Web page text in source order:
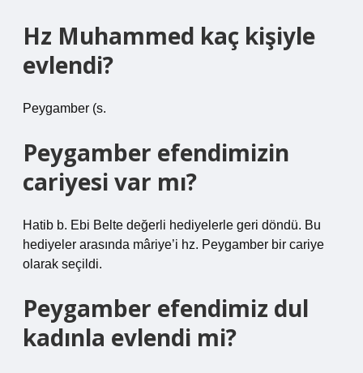
Hz Muhammed kaç kişiyle
evlendi?
Peygamber (s.
Peygamber efendimizin
cariyesi var mı?
Hatib b. Ebi Belte değerli hediyelerle geri döndü. Bu
hediyeler arasında mâriye’i hz. Peygamber bir cariye
olarak seçildi.
Peygamber efendimiz dul
kadınla evlendi mi?